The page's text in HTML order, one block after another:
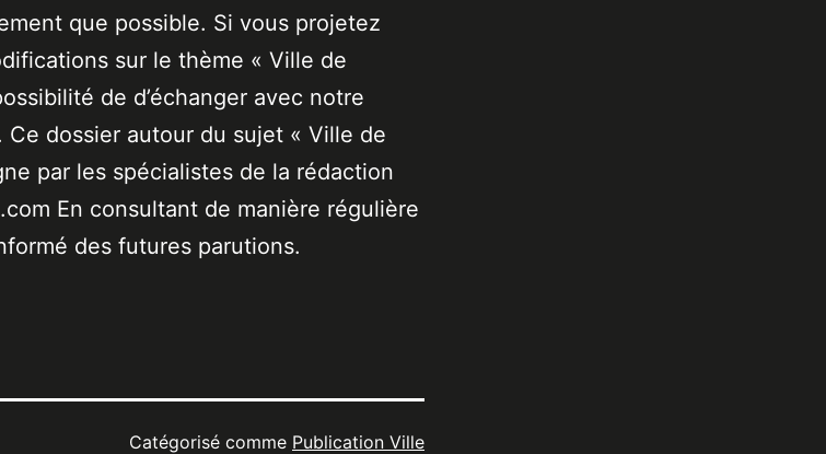
que possible. Si vous projetez
sur le thème « Ville de
de d’échanger avec notre
Ce dossier autour du sujet « Ville de
par les spécialistes de la rédaction
En consultant de manière régulière
des futures parutions.
Catégorisé comme Publication Ville